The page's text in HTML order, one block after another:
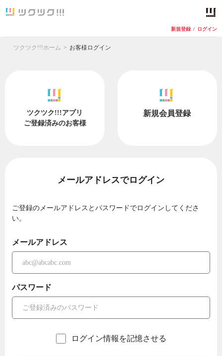
新規登録 / ログイン
ツクツク!!!ホーム お客様ログイン
ツクツク!!!アプリ
ご登録済みのお客様
新規会員登録
メールアドレスでログイン
ご登録のメールアドレスとパスワードでログインしてくださ
い。
メールアドレス
パスワード
ログイン情報を記憶させる